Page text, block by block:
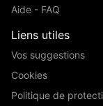
Aide - FAQ
Liens utiles
Vos suggestions
Cookies
Politique de